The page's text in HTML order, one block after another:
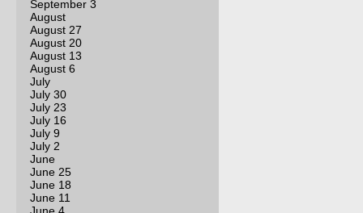
September 3
August
August 27
August 20
August 13
August 6
July
July 30
July 23
July 16
July 9
July 2
June
June 25
June 18
June 11